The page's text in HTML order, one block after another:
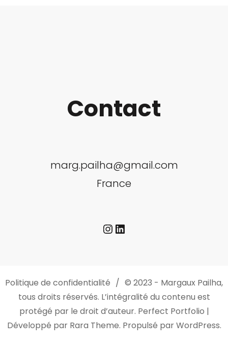
Contact
marg.pailha@gmail.com
France
Instagram
LinkedIn
Politique de confidentialité
© 2023 - Margaux Pailha,
tous droits réservés. L’intégralité du contenu est
protégé par le droit d’auteur. Perfect Portfolio |
Développé par Rara Theme. Propulsé parWordPress.